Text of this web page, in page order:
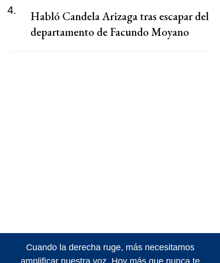
4.
Habló Candela Arizaga tras escapar del
departamento de Facundo Moyano
Cuando la derecha ruge, más necesitamos